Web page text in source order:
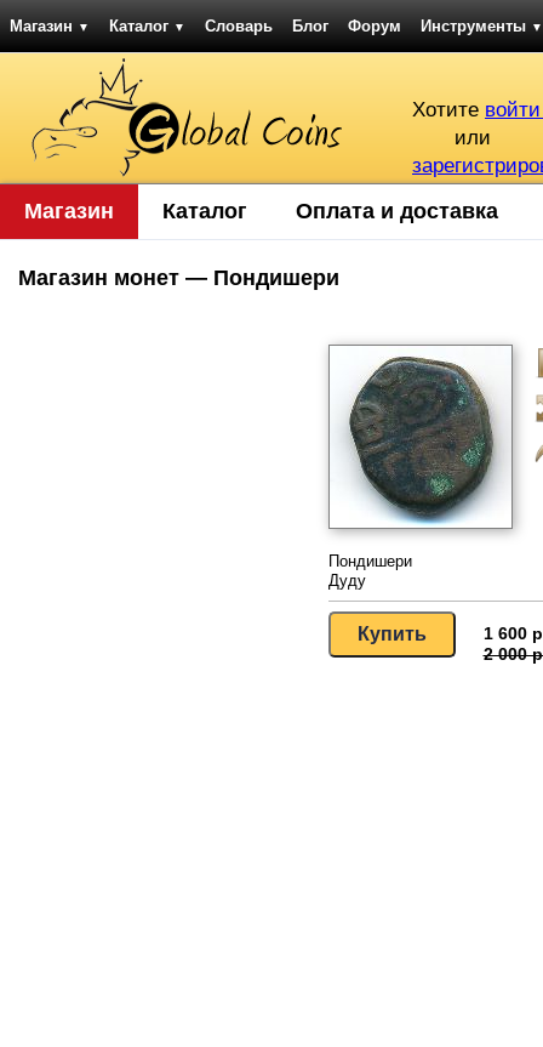
Магазин ▼ Каталог ▼ Словарь Блог Форум Инструменты ▼
Хотите
или
Магазин Каталог Оплата и доставка
Магазин монет — Пондишери
Пондишери
Дуду
1 600
2 000